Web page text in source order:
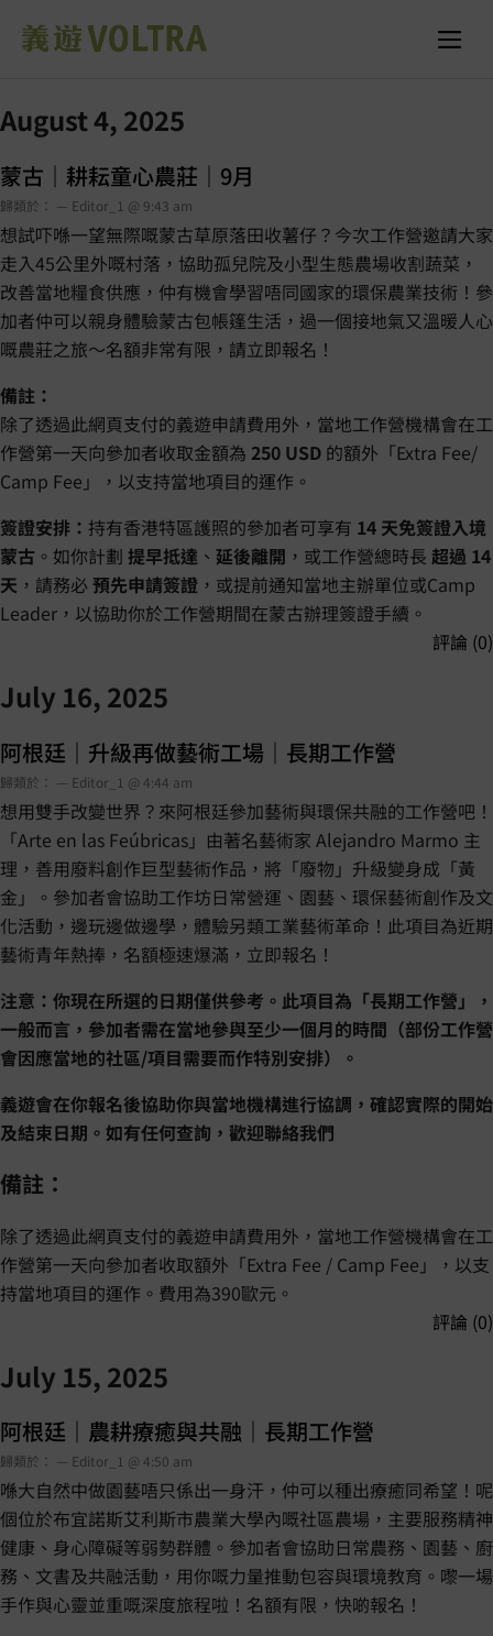
August 4, 2025
蒙古｜耕耘童心農莊｜9月
歸類於： — Editor_1 @ 9:43 am
想試吓喺一望無際嘅蒙古草原落田收薯仔？今次工作營邀請大家
走入45公里外嘅村落，協助孤兒院及小型生態農場收割蔬菜，
改善當地糧食供應，仲有機會學習唔同國家的環保農業技術！參
加者仲可以親身體驗蒙古包帳篷生活，過一個接地氣又溫暖人心
嘅農莊之旅～名額非常有限，請立即報名！
備註：
除了透過此網頁支付的義遊申請費用外，當地工作營機構會在工
作營第一天向參加者收取金額為 250 USD 的額外「Extra Fee/
Camp Fee」，以支持當地項目的運作。
簽證安排： 持有香港特區護照的參加者可享有 14 天免簽證入境
蒙古 。如你計劃 提早抵達 、 延後離開 ，或工作營總時長 超過 14
天 ，請務必 預先申請簽證 ，或提前通知當地主辦單位或Camp
Leader，以協助你於工作營期間在蒙古辦理簽證手續。
評論 (0)
July 16, 2025
阿根廷｜升級再做藝術工場｜長期工作營
歸類於： — Editor_1 @ 4:44 am
想用雙手改變世界？來阿根廷參加藝術與環保共融的工作營吧！
「Arte en las Feúbricas」由著名藝術家 Alejandro Marmo 主
理，善用廢料創作巨型藝術作品，將「廢物」升級變身成「黃
金」。參加者會協助工作坊日常營運、園藝、環保藝術創作及文
化活動，邊玩邊做邊學，體驗另類工業藝術革命！此項目為近期
藝術青年熱捧，名額極速爆滿，立即報名！
注意：你現在所選的日期僅供參考。此項目為「長期工作營」，
一般而言，參加者需在當地參與至少一個月的時間（部份工作營
會因應當地的社區/項目需要而作特別安排）。
義遊會在你報名後協助你與當地機構進行協調，確認實際的開始
及結束日期。如有任何查詢，歡迎聯絡我們
備註：
除了透過此網頁支付的義遊申請費用外，當地工作營機構會在工
作營第一天向參加者收取額外「Extra Fee / Camp Fee」，以支
持當地項目的運作。費用為390歐元。
評論 (0)
July 15, 2025
阿根廷｜農耕療癒與共融｜長期工作營
歸類於： — Editor_1 @ 4:50 am
喺大自然中做園藝唔只係出一身汗，仲可以種出療癒同希望！呢
個位於布宜諾斯艾利斯市農業大學內嘅社區農場，主要服務精神
健康、身心障礙等弱勢群體。參加者會協助日常農務、園藝、廚
務、文書及共融活動，用你嘅力量推動包容與環境教育。嚟一場
手作與心靈並重嘅深度旅程啦！名額有限，快啲報名！